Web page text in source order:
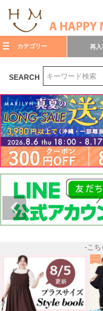
カテゴリー 再入
SEARCH
-こち